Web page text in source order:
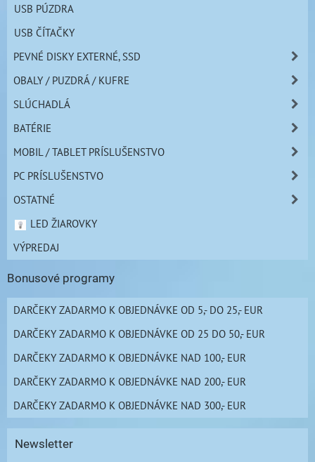
USB PÚZDRA
USB ČÍTAČKY
PEVNÉ DISKY EXTERNÉ, SSD
OBALY / PUZDRÁ / KUFRE
SLÚCHADLÁ
BATÉRIE
MOBIL / TABLET PRÍSLUŠENSTVO
PC PRÍSLUŠENSTVO
OSTATNÉ
LED ŽIAROVKY
VÝPREDAJ
Bonusové programy
DARČEKY ZADARMO K OBJEDNÁVKE OD 5,- DO 25,- EUR
DARČEKY ZADARMO K OBJEDNÁVKE OD 25 DO 50,- EUR
DARČEKY ZADARMO K OBJEDNÁVKE NAD 100,- EUR
DARČEKY ZADARMO K OBJEDNÁVKE NAD 200,- EUR
DARČEKY ZADARMO K OBJEDNÁVKE NAD 300,- EUR
Newsletter